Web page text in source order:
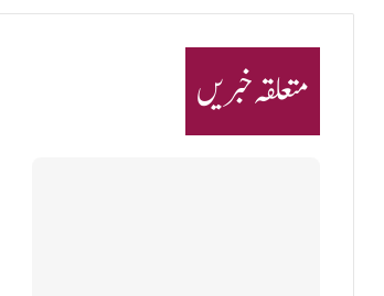
متعلقہ خبریں